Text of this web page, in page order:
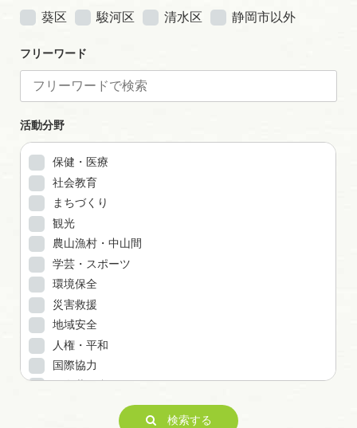
葵区 駿河区 清水区 静岡市以外
フリーワード
活動分野
保健・医療
社会教育
まちづくり
観光
農山漁村・中山間
学芸・スポーツ
環境保全
災害救援
地域安全
人権・平和
国際協力
子どもの健全育成
検索する